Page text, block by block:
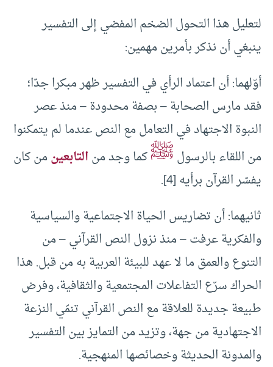
لتعليل هذا التحول الضخم المفضي إلى التفسير
ينبغي أن نذكر بأمرين مهمين:
أوّلهما: أن اعتماد الرأي في التفسير ظهر مبكرا جدّا؛
فقد مارس الصحابة – بصفة محدودة – منذ عصر
النبوة الاجتهاد في التعامل مع النص عندما لم يتمكنوا
من اللقاء بالرسولﷺكما وجد منالتابعينمن كان
يفسّر القرآن برأيه [4].
ثانيهما: أن تضاريس الحياة الاجتماعية والسياسية
والفكرية عرفت – منذ نزول النص القرآني – من
التنوع والعمق ما لا عهد للبيئة العربية به من قبل. هذا
الحراك سرّع التفاعلات المجتمعية والثقافية، وفرض
طبيعة جديدة للعلاقة مع النص القرآني تنمّي النزعة
الاجتهادية من جهة، وتزيد من التمايز بين التفسير
والمدونة الحديثة وخصائصها المنهجية.